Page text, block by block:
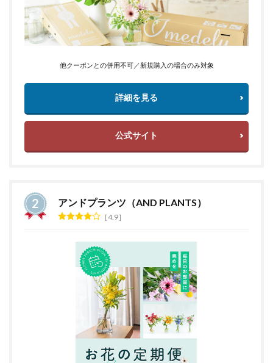
他クーポンとの併用不可／新規購入の場合のみ対象
詳細を見る
公式サイト
アンドプランツ（AND PLANTS）
4.9